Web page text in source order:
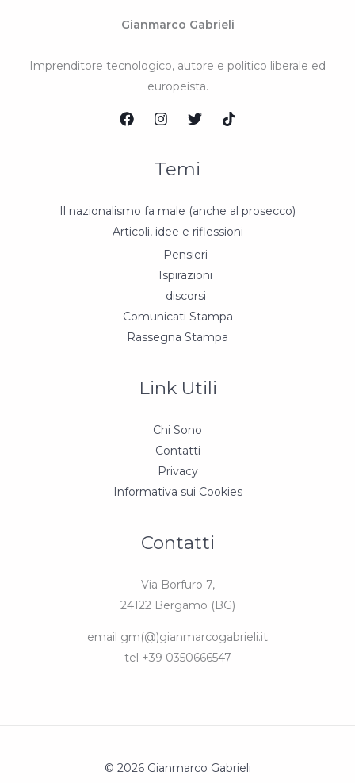
Gianmarco Gabrieli
Imprenditore tecnologico, autore e politico liberale ed
europeista.
Temi
Il nazionalismo fa male (anche al prosecco)
Articoli, idee e riflessioni
Pensieri
Ispirazioni
discorsi
Comunicati Stampa
Rassegna Stampa
Link Utili
Chi Sono
Contatti
Privacy
Informativa sui Cookies
Contatti
Via Borfuro 7,
24122 Bergamo (BG)
email gm(@)gianmarcogabrieli.it
tel +39 0350666547
© 2026 Gianmarco Gabrieli